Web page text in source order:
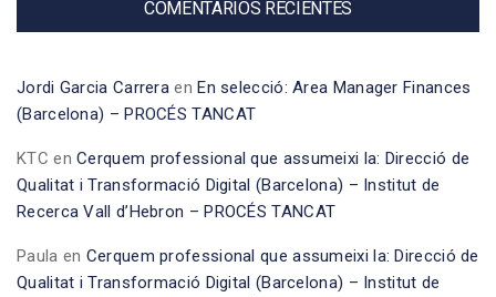
COMENTARIOS RECIENTES
Jordi Garcia Carrera enEn selecció: Area Manager Finances
(Barcelona) – PROCÉS TANCAT
KTC enCerquem professional que assumeixi la: Direcció de
Qualitat i Transformació Digital (Barcelona) – Institut de
Recerca Vall d’Hebron – PROCÉS TANCAT
Paula en Cerquem professional que assumeixi la: Direcció de
Qualitat i Transformació Digital (Barcelona) – Institut de